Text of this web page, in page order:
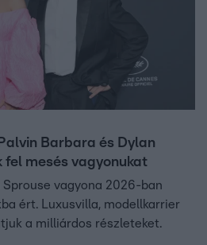
Barbara és Dylan
mesés vagyonukat
Sprouse vagyona 2026-ban
ért. Luxusvilla, modellkarrier
a milliárdos részleteket.